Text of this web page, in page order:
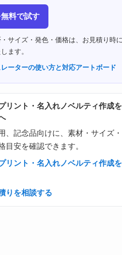
料で試す
サイズ・発色・価格は、お見積り時に
ます。
ーターの使い方と対応アートボード
リント・名入れノベルティ作成を
、記念品向けに、素材・サイズ・
目安を確認できます。
リント・名入れノベルティ作成を
りを相談する